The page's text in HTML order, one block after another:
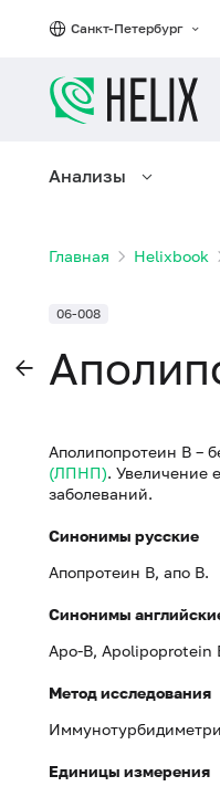
Санкт-Петербург
Анализы
Главная Helixbook
06-008
Аполипопротеин B –
(ЛПНП). Увеличение
заболеваний.
Синонимы русские
Апопротеин B, апо В.
Синонимы
Apo-B, Apolipoprotein
Метод исследования
Единицы измерения